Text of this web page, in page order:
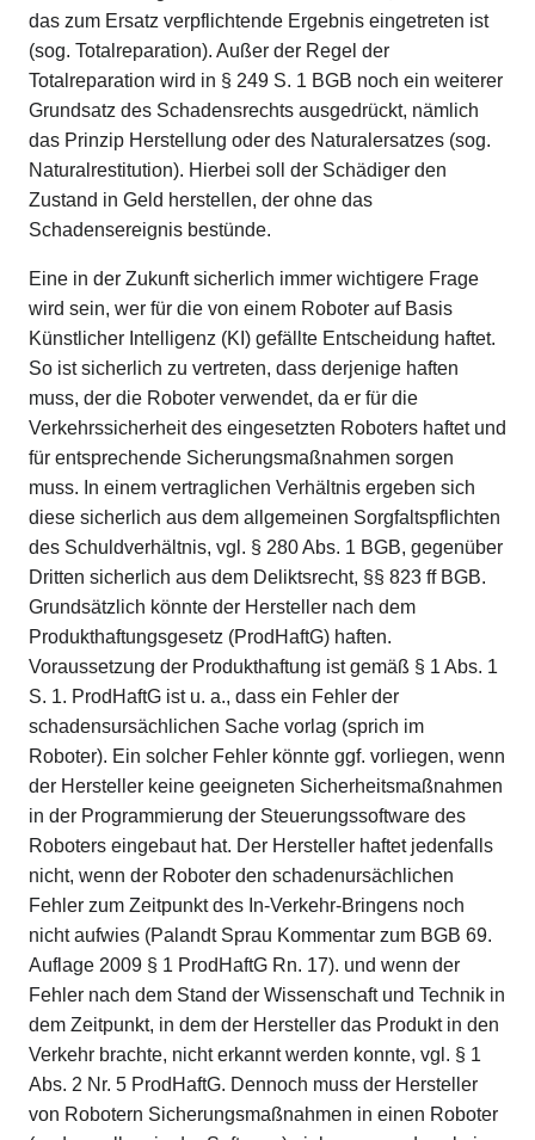
das zum Ersatz verpflichtende Ergebnis eingetreten ist
(sog. Totalreparation). Außer der Regel der
Totalreparation wird in § 249 S. 1 BGB noch ein weiterer
Grundsatz des Schadensrechts ausgedrückt, nämlich
das Prinzip Herstellung oder des Naturalersatzes (sog.
Naturalrestitution). Hierbei soll der Schädiger den
Zustand in Geld herstellen, der ohne das
Schadensereignis bestünde.
Eine in der Zukunft sicherlich immer wichtigere Frage
wird sein, wer für die von einem Roboter auf Basis
Künstlicher Intelligenz (KI) gefällte Entscheidung haftet.
So ist sicherlich zu vertreten, dass derjenige haften
muss, der die Roboter verwendet, da er für die
Verkehrssicherheit des eingesetzten Roboters haftet und
für entsprechende Sicherungsmaßnahmen sorgen
muss. In einem vertraglichen Verhältnis ergeben sich
diese sicherlich aus dem allgemeinen Sorgfaltspflichten
des Schuldverhältnis, vgl. § 280 Abs. 1 BGB, gegenüber
Dritten sicherlich aus dem Deliktsrecht, §§ 823 ff BGB.
Grundsätzlich könnte der Hersteller nach dem
Produkthaftungsgesetz (ProdHaftG) haften.
Voraussetzung der Produkthaftung ist gemäß § 1 Abs. 1
S. 1. ProdHaftG ist u. a., dass ein Fehler der
schadensursächlichen Sache vorlag (sprich im
Roboter). Ein solcher Fehler könnte ggf. vorliegen, wenn
der Hersteller keine geeigneten Sicherheitsmaßnahmen
in der Programmierung der Steuerungssoftware des
Roboters eingebaut hat. Der Hersteller haftet jedenfalls
nicht, wenn der Roboter den schadenursächlichen
Fehler zum Zeitpunkt des In-Verkehr-Bringens noch
nicht aufwies (Palandt Sprau Kommentar zum BGB 69.
Auflage 2009 § 1 ProdHaftG Rn. 17). und wenn der
Fehler nach dem Stand der Wissenschaft und Technik in
dem Zeitpunkt, in dem der Hersteller das Produkt in den
Verkehr brachte, nicht erkannt werden konnte, vgl. § 1
Abs. 2 Nr. 5 ProdHaftG. Dennoch muss der Hersteller
von Robotern Sicherungsmaßnahmen in einen Roboter